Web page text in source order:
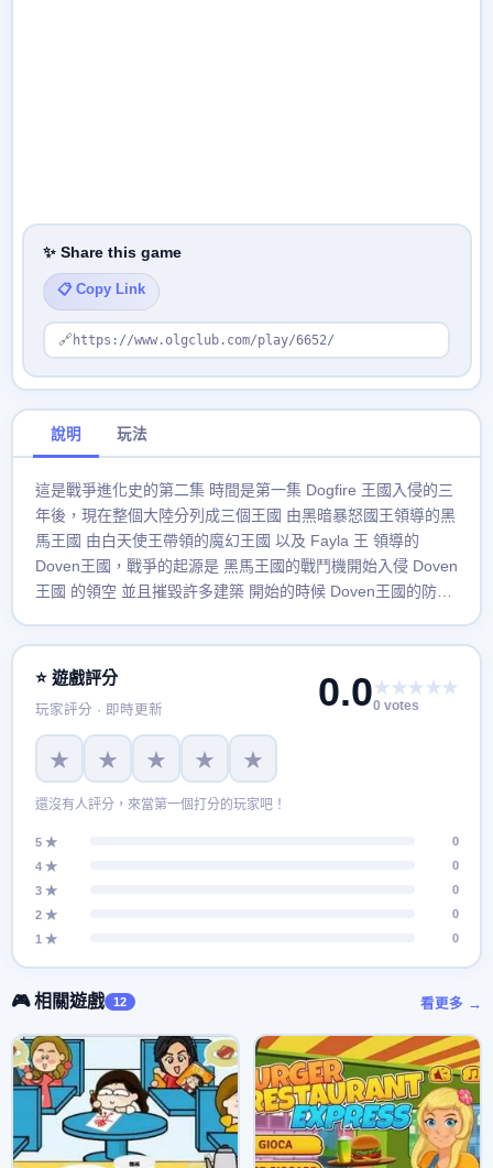
✨ Share this game
📋 Copy Link
🔗 https://www.olgclub.com/play/6652/
說明 玩法
這是戰爭進化史的第二集 時間是第一集 Dogfire 王國入侵的三
年後，現在整個大陸分列成三個王國 由黑暗暴怒國王領導的黑
馬王國 由白天使王帶領的魔幻王國 以及 Fayla 王 領導的
Doven王國，戰爭的起源是 黑馬王國的戰鬥機開始入侵 Doven
王國 的領空 並且摧毀許多建築 開始的時候 Doven王國的防衛
⭐ 遊戲評分
玩家評分 · 即時更新 0.0★★★★★
0 votes
★ ★ ★ ★ ★
還沒有人評分，來當第一個打分的玩家吧！
5 ★
0
4 ★
0
3 ★
0
2 ★
0
1 ★
0
🎮 相關遊戲 12 看更多 →